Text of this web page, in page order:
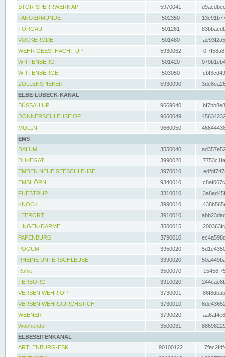
STÖR-SPERRWERK AP 5970041
TANGERMÜNDE
502350
TORGAU
501261
VOCKERODE
501480
WEHR GEESTHACHT UP
5930062
WITTENBERG
501420
WITTENBERGE
503050
ZOLLENSPIEKER
5930090
ELBE-LÜBECK-KANAL
BÜSSAU UP
9669040
DONNERSCHLEUSE OP
9660049
MÖLLN
9660050
EMS
DALUM
3550040
DUKEGAT
3990020
EMDEN NEUE SEESCHLEUSE
3970010
EMSHÖRN
9340010
FUESTRUP
3310010
KNOCK
3990010
LEERORT
3910010
LINGEN-DARME
3500015
PAPENBURG
3790010
POGUM
3950020
RHEINE UNTERSCHLEUSE
3390020
Rühle
3500070
TERBORG
3910020
VERSEN WEHR OP
3730001
VERSEN WEHRDURCHSTICH
3730010
WEENER
3790020
Wachendorf
3500031
ELBESEITENKANAL
ARTLENBURG-ESK
90100122